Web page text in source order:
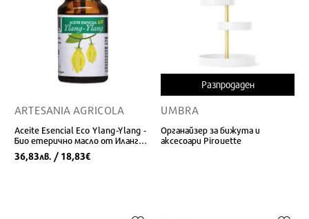
ARTESANIA AGRICOLA
Aceite Esencial Eco Ylang-Ylang -
Био етерично масло от Иланг-
Иланг - 10 мл.
36,83лв. / 18,83€
Разпродаден
UMBRA
Органайзер за бижута и
аксесоари Pirouette